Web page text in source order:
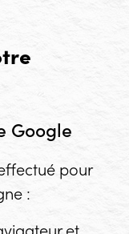
Google
pour
:
et